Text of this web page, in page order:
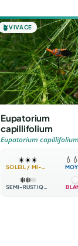
🪴VIVACE
Eupatorium
capillifolium
Eupatorium
☀️☀️☀️
SOLEIL / MI-OMBRE
💧
❄️❄️❄️
SEMI-RUSTIQUE